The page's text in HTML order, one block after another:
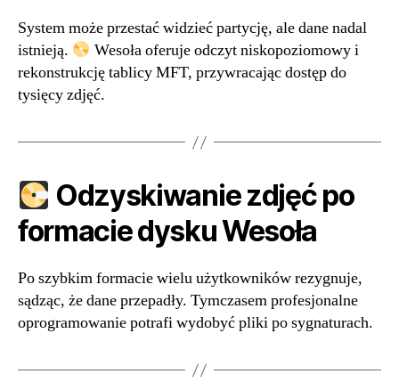
System może przestać widzieć partycję, ale dane nadal
istnieją.
Wesoła oferuje odczyt niskopoziomowy i
rekonstrukcję tablicy MFT, przywracając dostęp do
tysięcy zdjęć.
Odzyskiwanie zdjęć po
formacie dysku Wesoła
Po szybkim formacie wielu użytkowników rezygnuje,
sądząc, że dane przepadły. Tymczasem profesjonalne
oprogramowanie potrafi wydobyć pliki po sygnaturach.